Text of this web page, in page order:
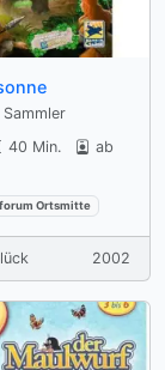
40 Min.
ab
Ortsmitte
2002